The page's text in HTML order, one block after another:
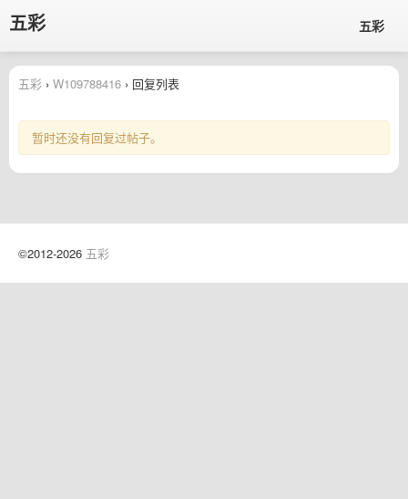
五彩 五彩
五彩 › W109788416 › 回复列表
暂时还没有回复过帖子。
©2012-2026 五彩